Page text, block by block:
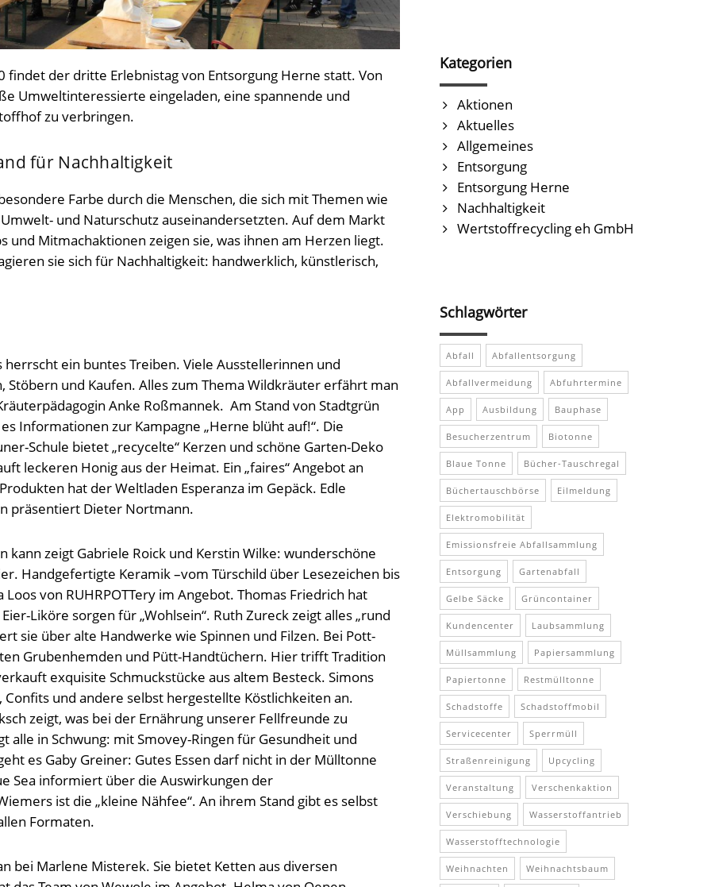
findet der dritte Erlebnistag von Entsorgung Herne statt. Von
Umweltinteressierte eingeladen, eine spannende und
zu verbringen.
für Nachhaltigkeit
Farbe durch die Menschen, die sich mit Themen wie
und Naturschutz auseinandersetzten. Auf dem Markt
und Mitmachaktionen zeigen sie, was ihnen am Herzen liegt.
sie sich für Nachhaltigkeit: handwerklich, künstlerisch,
ein buntes Treiben. Viele Ausstellerinnen und
Stöbern und Kaufen. Alles zum Thema Wildkräuter erfährt man
Anke Roßmannek. Am Stand von Stadtgrün
Informationen zur Kampagne „Herne blüht auf!“. Die
Schule bietet „recycelte“ Kerzen und schöne Garten-Deko
leckeren Honig aus der Heimat. Ein „faires“ Angebot an
hat der Weltladen Esperanza im Gepäck. Edle
präsentiert Dieter Nortmann.
kann zeigt Gabriele Roick und Kerstin Wilke: wunderschöne
Handgefertigte Keramik –vom Türschild über Lesezeichen bis
von RUHRPOTTery im Angebot. Thomas Friedrich hat
Liköre sorgen für „Wohlsein“. Ruth Zureck zeigt alles „rund
sie über alte Handwerke wie Spinnen und Filzen. Bei Pott-
Grubenhemden und Pütt-Handtüchern. Hier trifft Tradition
exquisite Schmuckstücke aus altem Besteck. Simons
Confits und andere selbst hergestellte Köstlichkeiten an.
zeigt, was bei der Ernährung unserer Fellfreunde zu
alle in Schwung: mit Smovey-Ringen für Gesundheit und
es Gaby Greiner: Gutes Essen darf nicht in der Mülltonne
Sea informiert über die Auswirkungen der
ist die „kleine Nähfee“. An ihrem Stand gibt es selbst
Formaten.
bei Marlene Misterek. Sie bietet Ketten aus diversen
Kategorien
Aktionen
Aktuelles
Allgemeines
Entsorgung
Entsorgung Herne
Nachhaltigkeit
Wertstoffrecycling eh GmbH
Schlagwörter
Abfall Abfallentsorgung
Abfallvermeidung Abfuhrtermine
App Ausbildung Bauphase
Besucherzentrum Biotonne
Blaue Tonne Bücher-Tauschregal
Büchertauschbörse Eilmeldung
Elektromobilität
Emissionsfreie Abfallsammlung
Entsorgung Gartenabfall
Gelbe Säcke Grüncontainer
Kundencenter Laubsammlung
Müllsammlung Papiersammlung
Papiertonne Restmülltonne
Schadstoffe Schadstoffmobil
Servicecenter Sperrmüll
Straßenreinigung Upcycling
Veranstaltung Verschenkaktion
Verschiebung Wasserstoffantrieb
Wasserstofftechnologie
Weihnachten Weihnachtsbaum